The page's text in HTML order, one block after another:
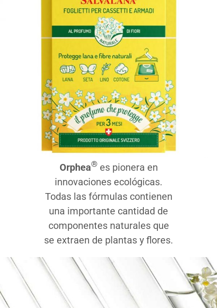
Orphea®es pionera en
innovaciones ecológicas.
Todas las fórmulas contienen
una importante cantidad de
componentes naturales que
se extraen de plantas y flores.